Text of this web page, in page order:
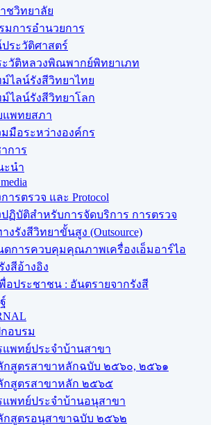
ชวิทยาลัย
การอำนวยการ
ระวัติศาสตร์
ะวัติหลวงพิณพากย์พิทยาเภท
ม์ไลน์รังสีวิทยาไทย
ม์ไลน์รังสีวิทยาโลก
แพทยสภา
มือระหว่างองค์กร
การ
ะนำ
ารตรวจ และ Protocol
ฏิบัติสำหรับการจัดบริการ การตรวจ
งรังสีวิทยาขั้นสูง (Outsource)
การควบคุมคุณภาพเครื่องเอ็มอาร์ไอ
สีอ้างอิง
อประชาชน : อันตรายจากรังสี
อบรม
พทย์ประจำบ้านสาขา
กสูตรสาขาหลักฉบับ ๒๕๖๐, ๒๕๖๑
กสูตรสาขาหลัก ๒๕๖๕
พทย์ประจำบ้านอนุสาขา
กสูตรอนุสาขาฉบับ ๒๕๖๒